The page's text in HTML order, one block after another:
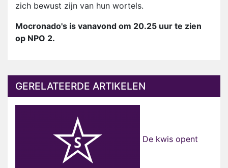
zich bewust zijn van hun wortels.
Mocronado's is vanavond om 20.25 uur te zien
op NPO 2.
GERELATEERDE ARTIKELEN
De kwis opent